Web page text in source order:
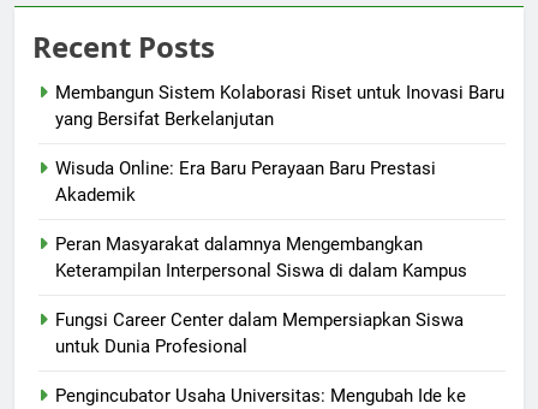
Recent Posts
Membangun Sistem Kolaborasi Riset untuk Inovasi Baru
yang Bersifat Berkelanjutan
Wisuda Online: Era Baru Perayaan Baru Prestasi
Akademik
Peran Masyarakat dalamnya Mengembangkan
Keterampilan Interpersonal Siswa di dalam Kampus
Fungsi Career Center dalam Mempersiapkan Siswa
untuk Dunia Profesional
Pengincubator Usaha Universitas: Mengubah Ide ke